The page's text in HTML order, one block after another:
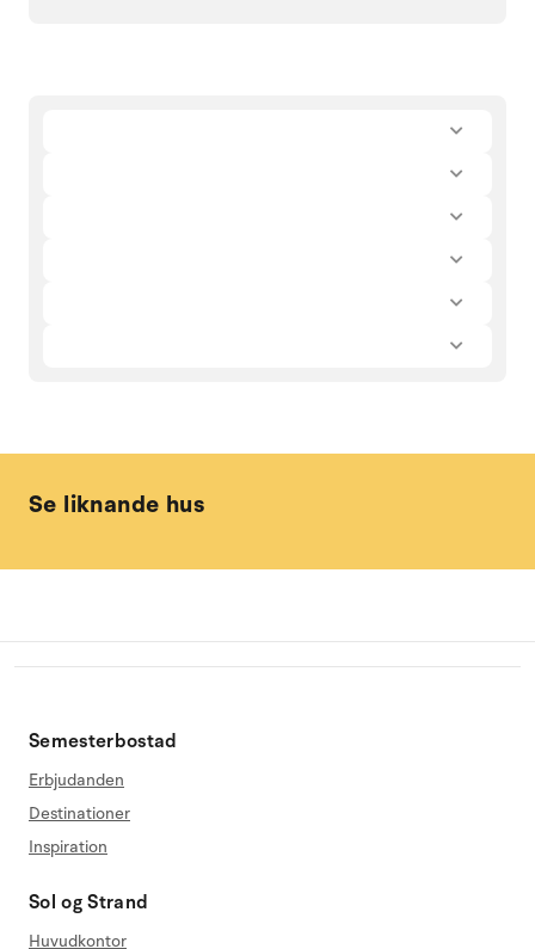
Se liknande hus
Semesterbostad
Erbjudanden
Destinationer
Inspiration
Sol og Strand
Huvudkontor